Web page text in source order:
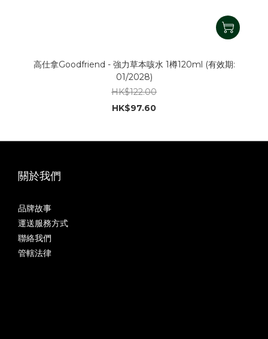
高仕拿Goodfriend - 強力草本咳水 1樽120ml (有效期:
01/2028)
HK$122.00
HK$97.60
關於我們
品牌故事
運送服務方式
聯絡我們
管轄法律